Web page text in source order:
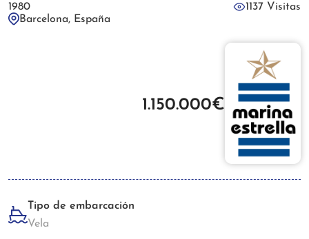
1980
1137 Visitas
Barcelona, España
1.150.000€
Tipo de embarcación
Vela